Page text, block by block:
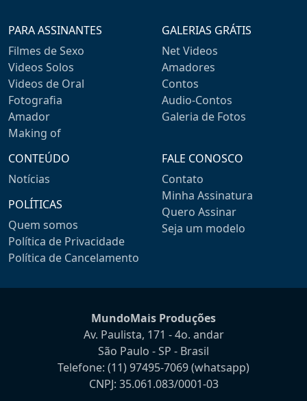
PARA ASSINANTES
Filmes de Sexo
Videos Solos
Videos de Oral
Fotografia
Amador
Making of
GALERIAS GRÁTIS
Net Videos
Amadores
Contos
Audio-Contos
Galeria de Fotos
CONTEÚDO
Notícias
POLÍTICAS
Quem somos
Política de Privacidade
Política de Cancelamento
FALE CONOSCO
Contato
Minha Assinatura
Quero Assinar
Seja um modelo
MundoMais Produções
Av. Paulista, 171 - 4o. andar
São Paulo - SP - Brasil
Telefone: (11) 97495-7069(whatsapp)
CNPJ: 35.061.083/0001-03